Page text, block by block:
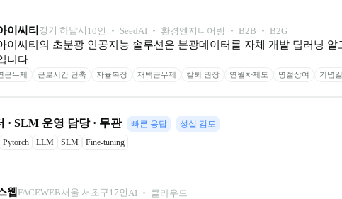
이씨티 경기 하남시 10인 ‧ SeedAI ‧ 환경엔지니어링 ‧ B2B ‧ B2G
이씨티의 초분광 인공지능 솔루션은 분광데이터를 자체 개발 딥러닝
니다
근무제 근로시간 단축 자율복장 재택근무제 칼퇴 권장 연월차제도 명절상여 기념
· SLM 운영 담당 · 무관 빠른 응답
성실 검토
Pytorch LLM SLM Fine-tuning
웹FACEWEB서울 서초구17인 AI ‧ 클라우드